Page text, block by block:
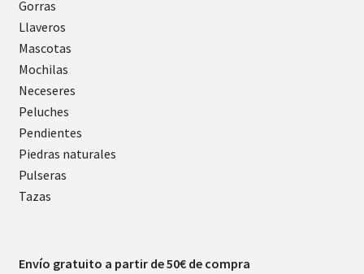
Gorras
Llaveros
Mascotas
Mochilas
Neceseres
Peluches
Pendientes
Piedras naturales
Pulseras
Tazas
Envío gratuito a partir de 50€ de compra